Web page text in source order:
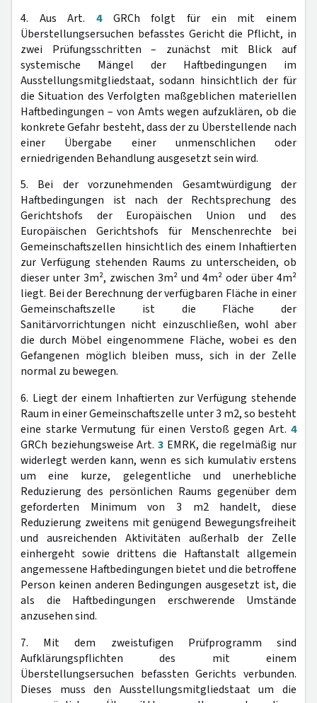
4. Aus Art. 4GRCh folgt für ein mit einem
Überstellungsersuchen befasstes Gericht die Pflicht, in
zwei Prüfungsschritten – zunächst mit Blick auf
systemische Mängel der Haftbedingungen im
Ausstellungsmitgliedstaat, sodann hinsichtlich der für
die Situation des Verfolgten maßgeblichen materiellen
Haftbedingungen – von Amts wegen aufzuklären, ob die
konkrete Gefahr besteht, dass der zu Überstellende nach
einer Übergabe einer unmenschlichen oder
erniedrigenden Behandlung ausgesetzt sein wird.
5. Bei der vorzunehmenden Gesamtwürdigung der
Haftbedingungen ist nach der Rechtsprechung des
Gerichtshofs der Europäischen Union und des
Europäischen Gerichtshofs für Menschenrechte bei
Gemeinschaftszellen hinsichtlich des einem Inhaftierten
zur Verfügung stehenden Raums zu unterscheiden, ob
dieser unter 3m², zwischen 3m² und 4m² oder über 4m²
liegt. Bei der Berechnung der verfügbaren Fläche in einer
Gemeinschaftszelle ist die Fläche der
Sanitärvorrichtungen nicht einzuschließen, wohl aber
die durch Möbel eingenommene Fläche, wobei es den
Gefangenen möglich bleiben muss, sich in der Zelle
normal zu bewegen.
6. Liegt der einem Inhaftierten zur Verfügung stehende
Raum in einer Gemeinschaftszelle unter 3 m2, so besteht
eine starke Vermutung für einen Verstoß gegen Art. 4
GRCh beziehungsweise Art.3 EMRK, die regelmäßig nur
widerlegt werden kann, wenn es sich kumulativ erstens
um eine kurze, gelegentliche und unerhebliche
Reduzierung des persönlichen Raums gegenüber dem
geforderten Minimum von 3 m2 handelt, diese
Reduzierung zweitens mit genügend Bewegungsfreiheit
und ausreichenden Aktivitäten außerhalb der Zelle
einhergeht sowie drittens die Haftanstalt allgemein
angemessene Haftbedingungen bietet und die betroffene
Person keinen anderen Bedingungen ausgesetzt ist, die
als die Haftbedingungen erschwerende Umstände
anzusehen sind.
7. Mit dem zweistufigen Prüfprogramm sind
Aufklärungspflichten des mit einem
Überstellungsersuchen befassten Gerichts verbunden.
Dieses muss den Ausstellungsmitgliedstaat um die